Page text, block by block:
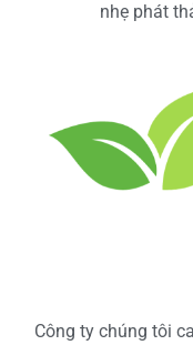
nhẹ phát
Công ty chúng tôi